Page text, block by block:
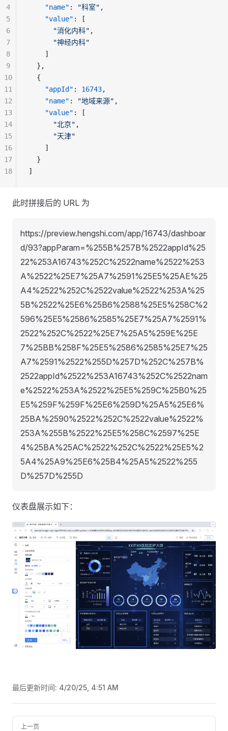
    "name"
: "科室" ,
    "value"
: [
      "消化内科"
,
      "神经内科"
    ]
  },
  {
    "appId"
: 16743,
    "name"
: "地域来源" ,
    "value"
: [
      "北京"
,
      "天津"
    ]
  }
]
4
5
6
7
8
9
10
11
12
13
14
15
16
17
18
此时拼接后的 URL 为
https://preview.hengshi.com/app/16743/dashboar
d/93?appParam=%255B%257B%2522appId%25
22%253A16743%252C%2522name%2522%253
A%2522%25E7%25A7%2591%25E5%25AE%25
A4%2522%252C%2522value%2522%253A%25
5B%2522%25E6%25B6%2588%25E5%258C%2
596%25E5%2586%2585%25E7%25A7%2591%
2522%252C%2522%25E7%25A5%259E%25E
7%25BB%258F%25E5%2586%2585%25E7%25
A7%2591%2522%255D%257D%252C%257B%
2522appId%2522%253A16743%252C%2522nam
e%2522%253A%2522%25E5%259C%25B0%25
E5%259F%259F%25E6%259D%25A5%25E6%
25BA%2590%2522%252C%2522value%2522%
253A%255B%2522%25E5%258C%2597%25E
4%25BA%25AC%2522%252C%2522%25E5%2
5A4%25A9%25E6%25B4%25A5%2522%255
D%257D%255D
仪表盘展示如下：
最后更新时间: 4/20/25, 4:51 AM
Pager
上一页